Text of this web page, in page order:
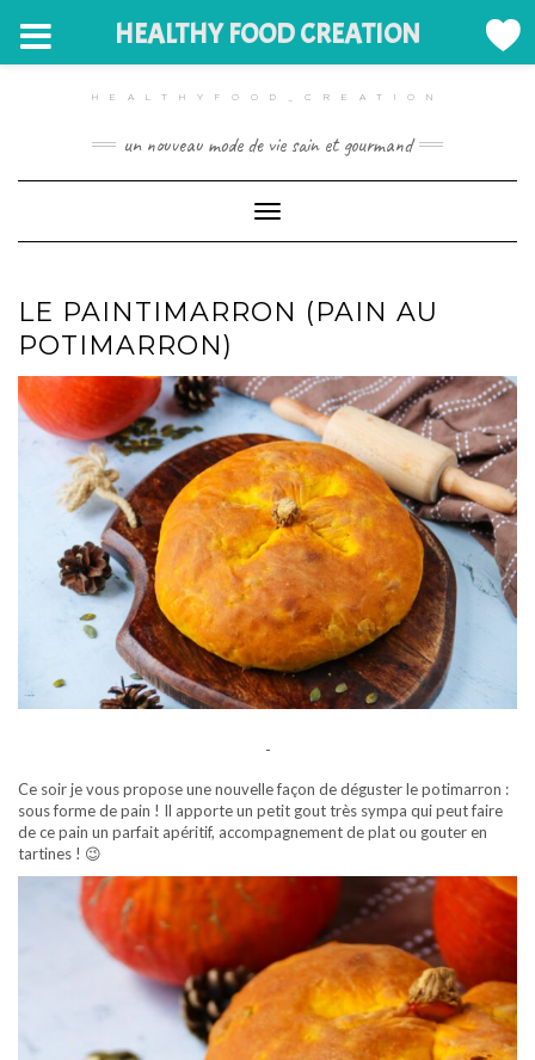
HEALTHYFOOD_CREATION
un nouveau mode de vie sain et gourmand
Toggle Navigation
LE PAINTIMARRON (PAIN AU
POTIMARRON)
-
Ce soir je vous propose une nouvelle façon de déguster le potimarron :
sous forme de pain ! Il apporte un petit gout très sympa qui peut faire
de ce pain un parfait apéritif, accompagnement de plat ou gouter en
tartines ! 😉
HEALTHY FOOD CREATION